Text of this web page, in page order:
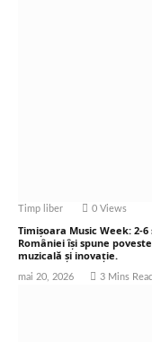
Timp liber 0 Views
Timișoara Music Week: 2-
României își spune
muzicală și inovație.
mai 20, 2026 3 Mins Read